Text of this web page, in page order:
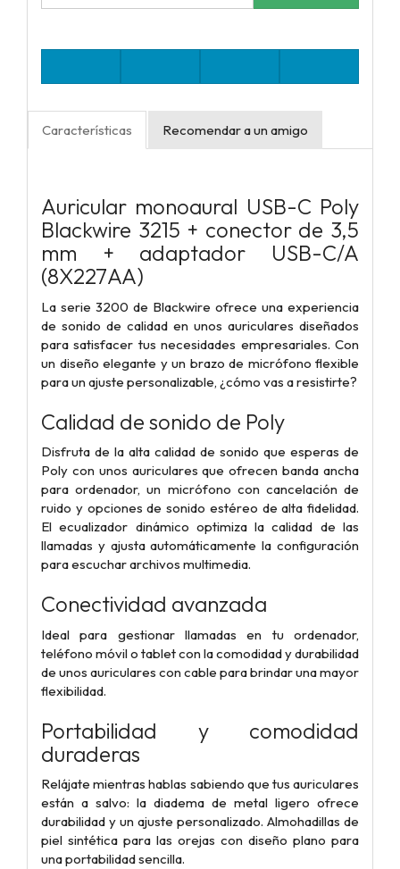
Características Recomendar a un amigo
Auricular monoaural USB-C Poly
Blackwire 3215 + conector de 3,5
mm + adaptador USB-C/A
(8X227AA)
La serie 3200 de Blackwire ofrece una experiencia
de sonido de calidad en unos auriculares diseñados
para satisfacer tus necesidades empresariales. Con
un diseño elegante y un brazo de micrófono flexible
para un ajuste personalizable, ¿cómo vas a resistirte?
Calidad de sonido de Poly
Disfruta de la alta calidad de sonido que esperas de
Poly con unos auriculares que ofrecen banda ancha
para ordenador, un micrófono con cancelación de
ruido y opciones de sonido estéreo de alta fidelidad.
El ecualizador dinámico optimiza la calidad de las
llamadas y ajusta automáticamente la configuración
para escuchar archivos multimedia.
Conectividad avanzada
Ideal para gestionar llamadas en tu ordenador,
teléfono móvil o tablet con la comodidad y durabilidad
de unos auriculares con cable para brindar una mayor
flexibilidad.
Portabilidad y comodidad
duraderas
Relájate mientras hablas sabiendo que tus auriculares
están a salvo: la diadema de metal ligero ofrece
durabilidad y un ajuste personalizado. Almohadillas de
piel sintética para las orejas con diseño plano para
una portabilidad sencilla.